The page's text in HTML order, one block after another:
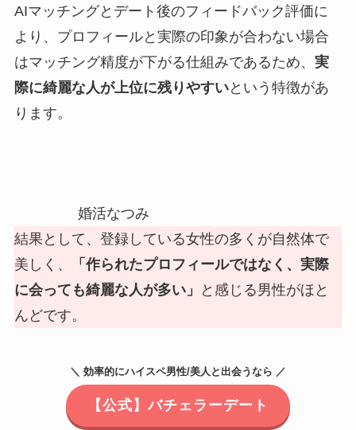
AIマッチングとデート後のフィードバック評価に
より、プロフィールと実際の印象が合わない場合
はマッチング精度が下がる仕組みであるため、 実
際に綺麗な人が上位に残りやすいという特徴があ
ります。
婚活なつみ
結果として、登録している女性の多くが自然体で
美しく、
「作られたプロフィールではなく、実際
に会っても綺麗な人が多い」
と感じる男性がほと
んどです。
＼ 効率的にハイスペ男性/美人と出会うなら ／
【公式】バチェラーデート